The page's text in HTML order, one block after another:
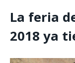
La feria
2018 ya